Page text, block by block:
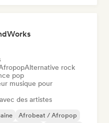
Alternative rock
pop
musique pour
des artistes
Afrobeat / Afropop